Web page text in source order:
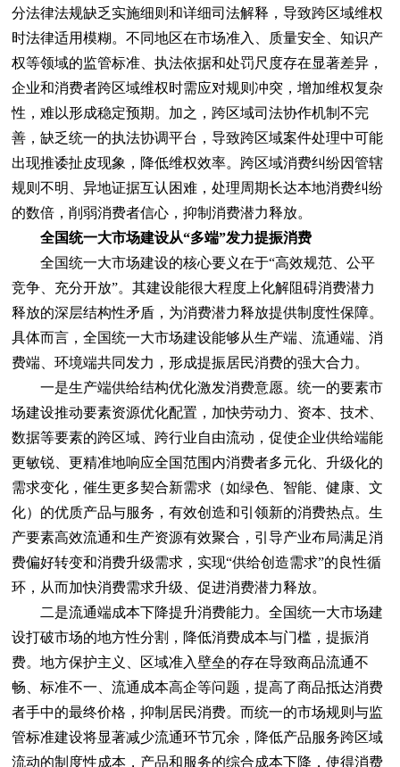
分法律法规缺乏实施细则和详细司法解释，导致跨区域维权
时法律适用模糊。不同地区在市场准入、质量安全、知识产
权等领域的监管标准、执法依据和处罚尺度存在显著差异，
企业和消费者跨区域维权时需应对规则冲突，增加维权复杂
性，难以形成稳定预期。加之，跨区域司法协作机制不完
善，缺乏统一的执法协调平台，导致跨区域案件处理中可能
出现推诿扯皮现象，降低维权效率。跨区域消费纠纷因管辖
规则不明、异地证据互认困难，处理周期长达本地消费纠纷
的数倍，削弱消费者信心，抑制消费潜力释放。
全国统一大市场建设从“多端”发力提振消费
全国统一大市场建设的核心要义在于“高效规范、公平
竞争、充分开放”。其建设能很大程度上化解阻碍消费潜力
释放的深层结构性矛盾，为消费潜力释放提供制度性保障。
具体而言，全国统一大市场建设能够从生产端、流通端、消
费端、环境端共同发力，形成提振居民消费的强大合力。
一是生产端供给结构优化激发消费意愿。统一的要素市
场建设推动要素资源优化配置，加快劳动力、资本、技术、
数据等要素的跨区域、跨行业自由流动，促使企业供给端能
更敏锐、更精准地响应全国范围内消费者多元化、升级化的
需求变化，催生更多契合新需求（如绿色、智能、健康、文
化）的优质产品与服务，有效创造和引领新的消费热点。生
产要素高效流通和生产资源有效聚合，引导产业布局满足消
费偏好转变和消费升级需求，实现“供给创造需求”的良性循
环，从而加快消费需求升级、促进消费潜力释放。
二是流通端成本下降提升消费能力。全国统一大市场建
设打破市场的地方性分割，降低消费成本与门槛，提振消
费。地方保护主义、区域准入壁垒的存在导致商品流通不
畅、标准不一、流通成本高企等问题，提高了商品抵达消费
者手中的最终价格，抑制居民消费。而统一的市场规则与监
管标准建设将显著减少流通环节冗余，降低产品服务跨区域
流动的制度性成本，产品和服务的综合成本下降，使得消费